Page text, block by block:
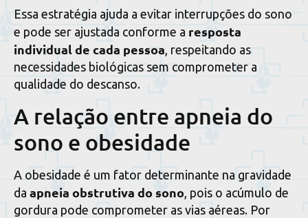
Essa estratégia ajuda a evitar interrupções do sono
e pode ser ajustada conforme a resposta
individual de cada pessoa, respeitando as
necessidades biológicas sem comprometer a
qualidade do descanso.
A relação entre apneia do
sono e obesidade
A obesidade é um fator determinante na gravidade
da apneia obstrutiva do sono , pois o acúmulo de
gordura pode comprometer as vias aéreas. Por